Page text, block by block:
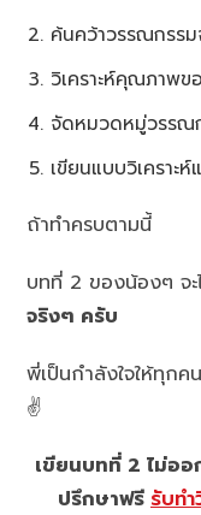
ค้นคว้าวรรณกรร
วิเคราะห์คุณภาพข
จัดหมวดหมู่วรรณ
เขียนแบบวิเคราะห์
ถ้าทำครบตามนี้
บทที่ 2 ของน้องๆ จะ
จริงๆ ครับ
พี่เป็นกำลังใจให้ทุกค
✌️
เขียนบทที่ 2 ไม่ออ
ปรึกษาฟรี รับท